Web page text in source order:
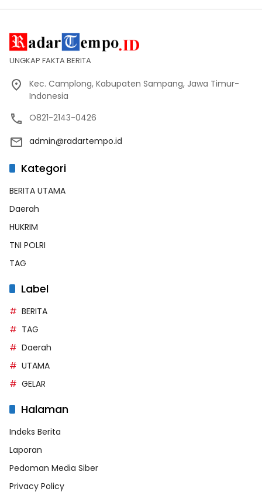
UNGKAP FAKTA BERITA
Kec. Camplong, Kabupaten Sampang, Jawa Timur-
Indonesia
O821-2143-0426
admin@radartempo.id
Kategori
BERITA UTAMA
Daerah
HUKRIM
TNI POLRI
TAG
Label
BERITA
TAG
Daerah
UTAMA
GELAR
Halaman
Indeks Berita
Laporan
Pedoman Media Siber
Privacy Policy